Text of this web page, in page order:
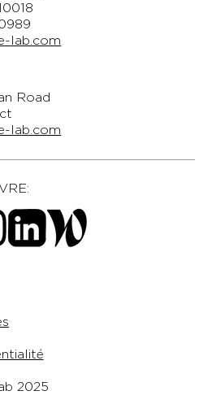
lab.com
Road
lab.com
2025